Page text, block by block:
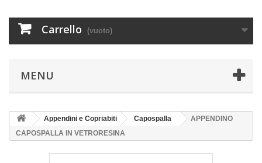
Carrello (vuoto)
MENU
Appendini e Copriabiti Capospalla
APPENDINO
CAPOSPALLA IN VETRORESINA